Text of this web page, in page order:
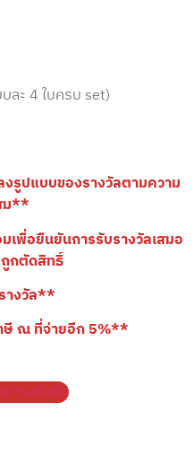
ละ 4 ใบครบ set)
รูปแบบของรางวัลตามความ
ม**
พื่อยืนยันการรับรางวัลเสมอ
ถูกตัดสิทธิ์
างวัล**
ษี ณ ที่จ่ายอีก 5%**
ารแข่งขัน